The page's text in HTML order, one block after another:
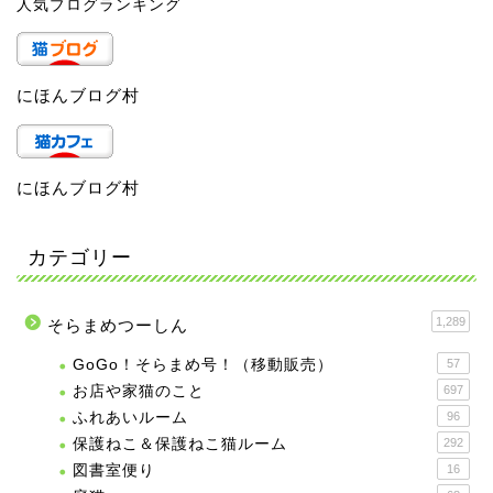
人気ブログランキング
にほんブログ村
にほんブログ村
カテゴリー
そらまめつーしん 1,289
GoGo！そらまめ号！（移動販売） 57
お店や家猫のこと 697
ふれあいルーム 96
保護ねこ＆保護ねこ猫ルーム 292
図書室便り 16